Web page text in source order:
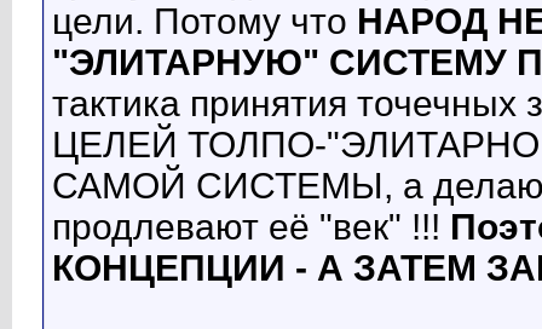
цели. Потому что НАРОД
"ЭЛИТАРНУЮ" СИСТЕМУ
тактика принятия
ЦЕЛЕЙ ТОЛПО-
САМОЙ СИСТЕМЫ, а
продлевают её "век" !!!
КОНЦЕПЦИИ - А ЗАТЕМ